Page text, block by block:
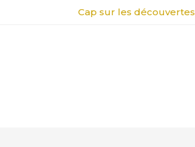
Cap sur les découvertes